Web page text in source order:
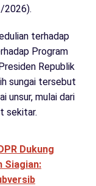
2026).
terhadap
Program
Republik
sungai tersebut
unsur, mulai dari
sekitar.
Dukung
Siagian: